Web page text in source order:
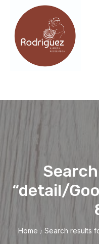
“detail/
Home / Search results